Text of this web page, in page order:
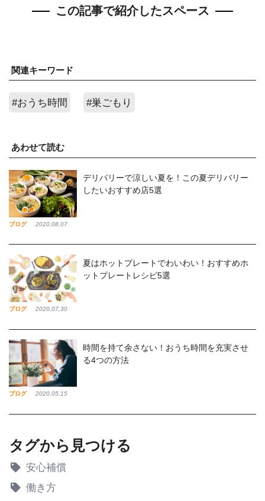
この記事で紹介したスペース
関連キーワード
#おうち時間 #巣ごもり
あわせて読む
ブログ 2020,08,07
デリバリーで涼しい夏を！この夏デリバリー
したいおすすめ店5選
ブログ 2020,07,30
夏はホットプレートでわいわい！おすすめホ
ットプレートレシピ5選
ブログ 2020,05,15
時間を持て余さない！おうち時間を充実させ
る4つの方法
タグから見つける
安心補償
働き方